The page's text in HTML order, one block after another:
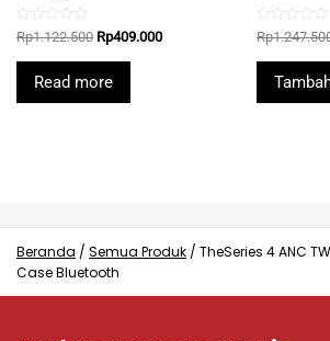
Rated
out
Rp1.122.500 Original
Rp1.122.500.
Rp409.000Current
Read more
Rated
out
Rp
Beranda / Semua Produk / TheSeries 4 ANC
Case Bluetooth